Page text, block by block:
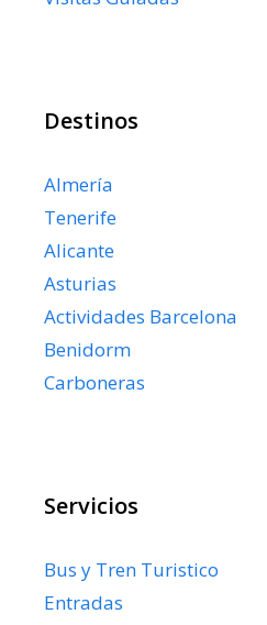
Destinos
Almería
Tenerife
Alicante
Asturias
Actividades Barcelona
Benidorm
Carboneras
Servicios
Bus y Tren Turistico
Entradas